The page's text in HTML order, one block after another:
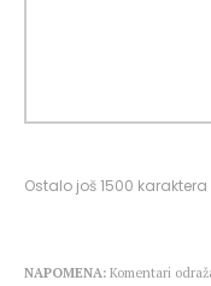
Ostalo još1500 karaktera
NAPOMENA: Komentari